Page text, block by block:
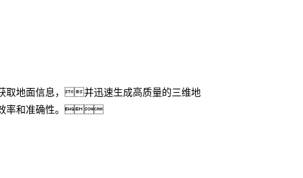
地面信息，并迅速生成高质量的三维地
效率和准确性。